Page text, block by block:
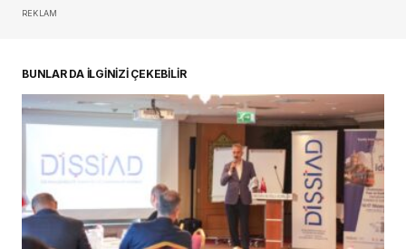
REKLAM
BUNLAR DA İLGİNİZİ ÇEKEBİLİR